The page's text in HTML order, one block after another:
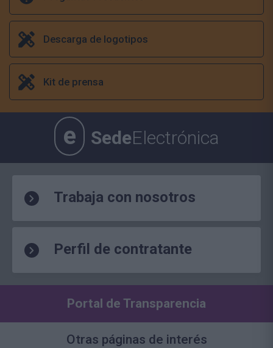
Descarga de logotipos
Kit de prensa
e SedeElectrónica
Trabaja con nosotros
Perfil de contratante
Portal de Transparencia
Otras páginas de interés